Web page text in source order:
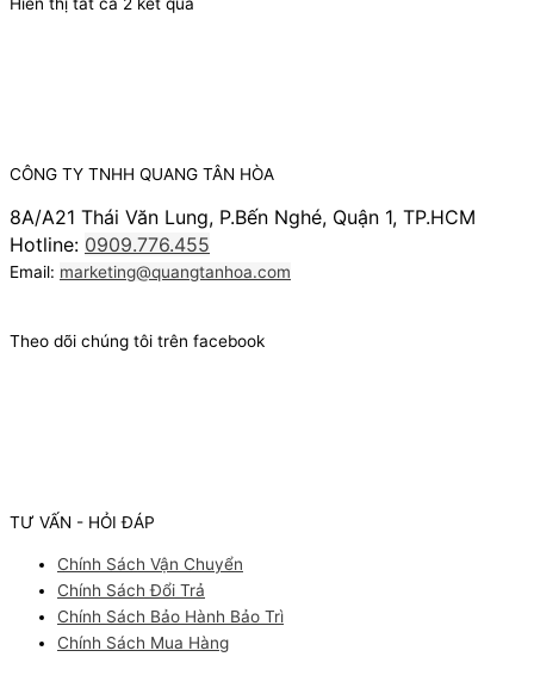
CÔNG TY TNHH QUANG TÂN HÒA
8A/A21 Thái Văn Lung, P.Bến Nghé, Quận 1, TP.HCM
Hotline: 0909.776.455
Email: marketing@quangtanhoa.com
Theo dõi chúng tôi trên facebook
TƯ VẤN - HỎI ĐÁP
Chính Sách Vận Chuyển
Chính Sách Đổi Trả
Chính Sách Bảo Hành Bảo Trì
Chính Sách Mua Hàng